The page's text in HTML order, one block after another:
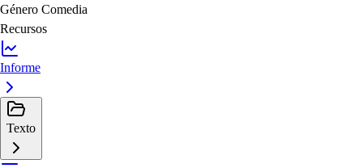
Género Comedia
Recursos
Informe
Texto